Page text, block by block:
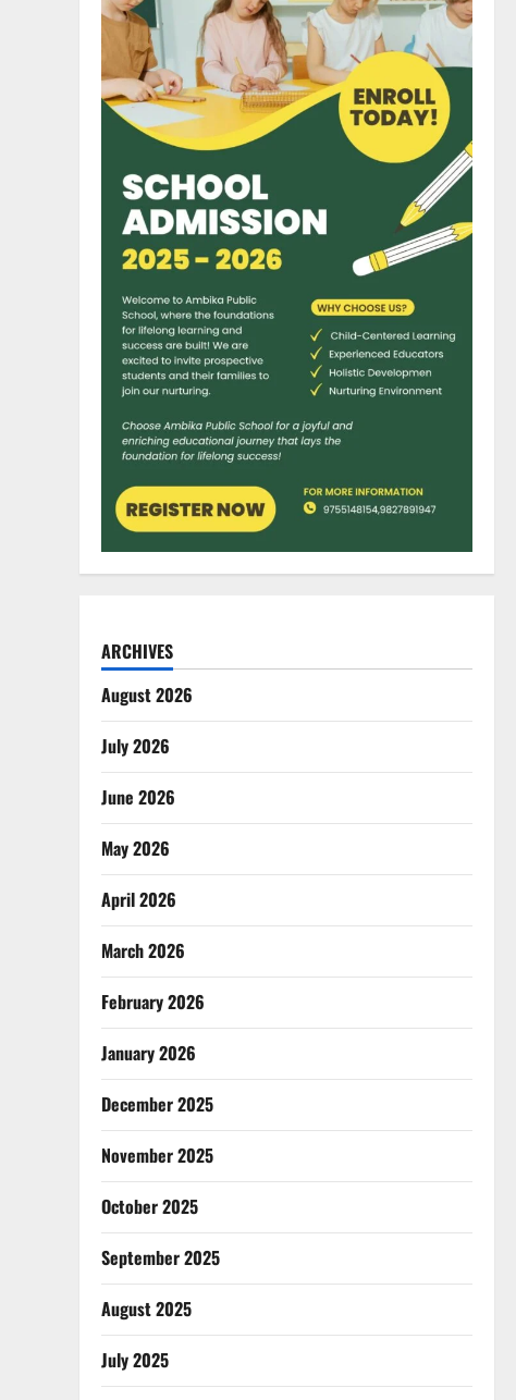
ARCHIVES
August 2026
July 2026
June 2026
May 2026
April 2026
March 2026
February 2026
January 2026
December 2025
November 2025
October 2025
September 2025
August 2025
July 2025